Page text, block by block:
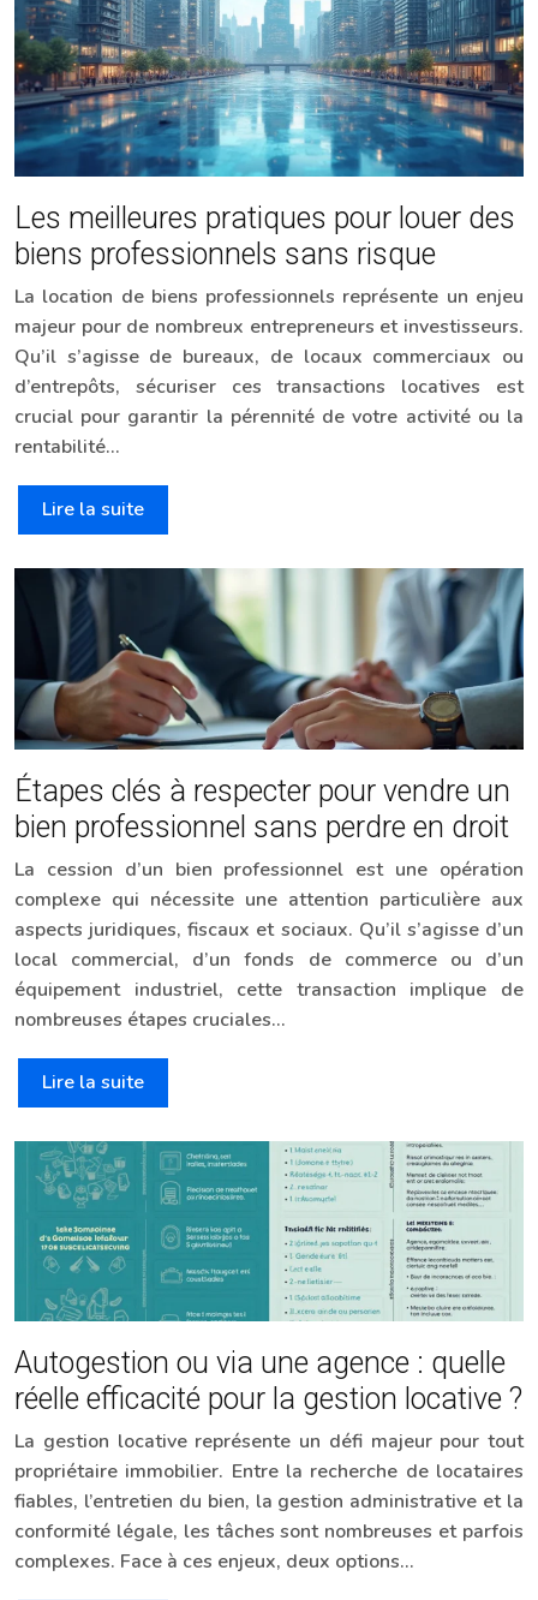
Les meilleures pratiques pour louer des
biens professionnels sans risque
La location de biens professionnels représente un enjeu
majeur pour de nombreux entrepreneurs et investisseurs.
Qu’il s’agisse de bureaux, de locaux commerciaux ou
d’entrepôts, sécuriser ces transactions locatives est
crucial pour garantir la pérennité de votre activité ou la
rentabilité…
Lire la suite
Étapes clés à respecter pour vendre un
bien professionnel sans perdre en droit
La cession d’un bien professionnel est une opération
complexe qui nécessite une attention particulière aux
aspects juridiques, fiscaux et sociaux. Qu’il s’agisse d’un
local commercial, d’un fonds de commerce ou d’un
équipement industriel, cette transaction implique de
nombreuses étapes cruciales…
Lire la suite
Autogestion ou via une agence : quelle
réelle efficacité pour la gestion locative ?
La gestion locative représente un défi majeur pour tout
propriétaire immobilier. Entre la recherche de locataires
fiables, l’entretien du bien, la gestion administrative et la
conformité légale, les tâches sont nombreuses et parfois
complexes. Face à ces enjeux, deux options…